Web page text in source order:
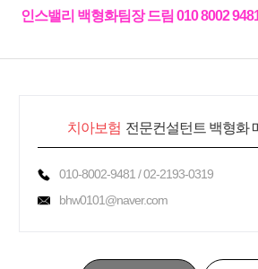
인스밸리 백형화팀장 드림 010 8002
치아보험 전문컨설턴트 백형화
010-8002-9481 / 02-2193-0319
bhw0101@naver.com